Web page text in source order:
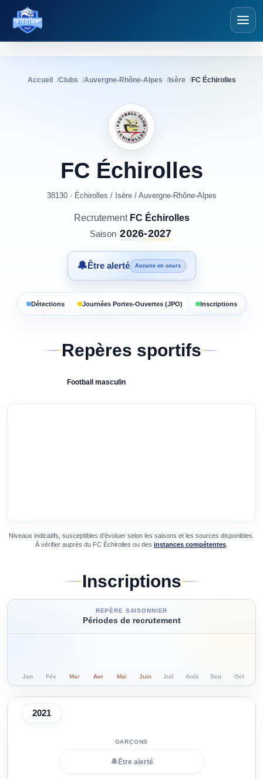
Détections Foot
Accueil Clubs Auvergne-Rhône-Alpes Isère FC Échirolles
FC Échirolles
38130 · Échirolles / Isère/ Auvergne-Rhône-Alpes
Recrutement FC Échirolles
Saison 2026-2027
🔔Être alerté Aucune en cours
Détections Journées Portes-Ouvertes (JPO) Inscriptions
Repères sportifs
Football masculin
Niveaux indicatifs, susceptibles d’évoluer selon les saisons et les sources disponibles.
À vérifier auprès du FC Échirolles ou des instances compétentes
Inscriptions
REPÈRE SAISONNIER
Périodes de recrutement
Jan Fév Mar Avr Mai Juin Juil Août Sep Oct
2021
🔔 Être alerté